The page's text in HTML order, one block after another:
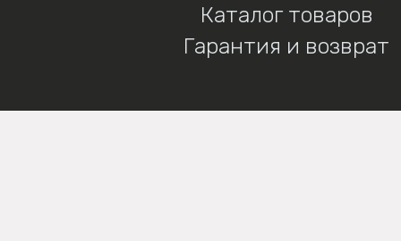
Каталог товаров
Гарантия и возврат